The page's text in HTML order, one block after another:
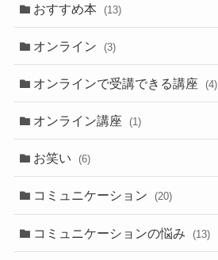
おすすめ本 (13)
オンライン (3)
オンラインで受講できる講座 (4)
オンライン講座 (1)
お笑い (6)
コミュニケーション (20)
コミュニケーションの悩み (13)